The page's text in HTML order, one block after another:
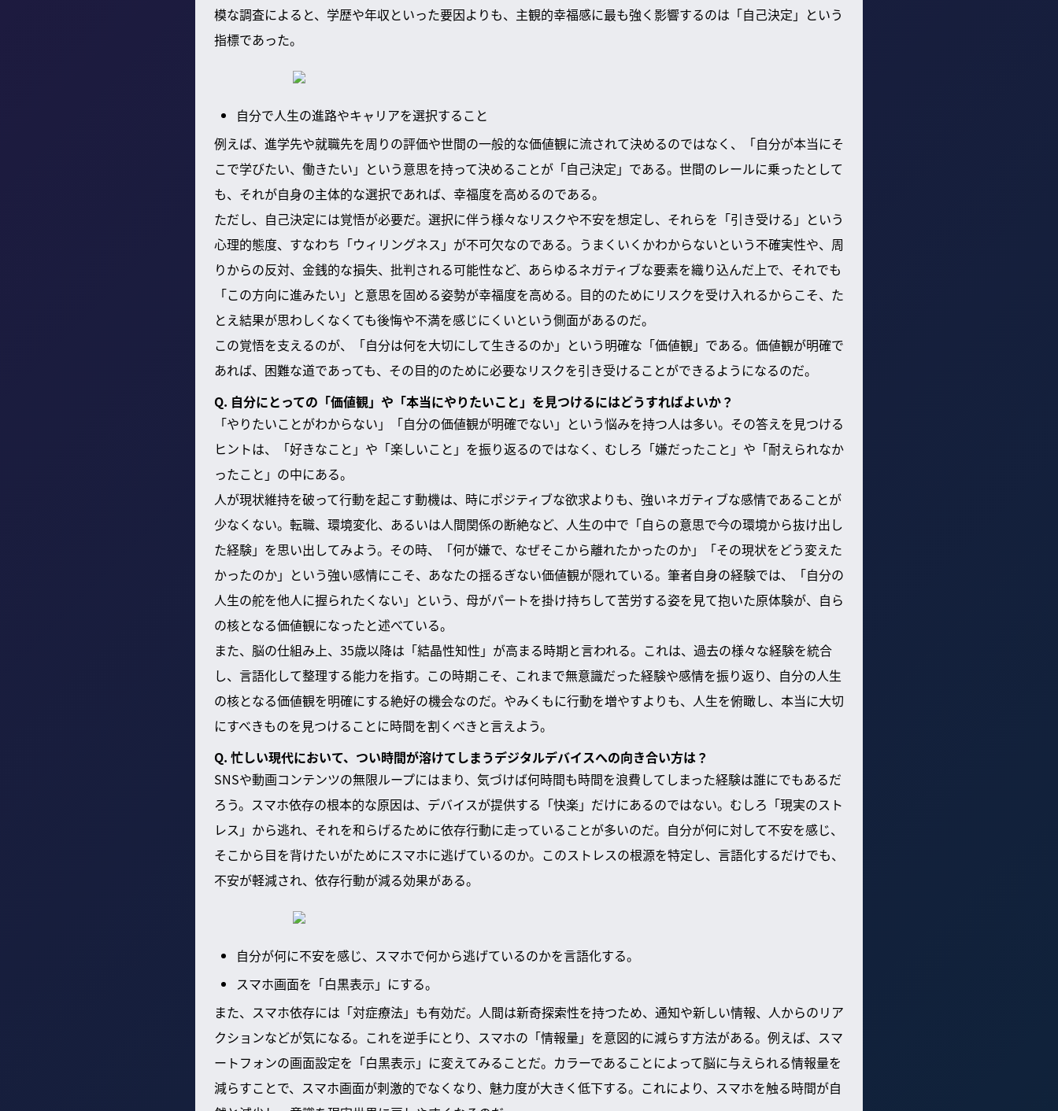
模な調査によると、学歴や年収といった要因よりも、主観的幸福感に最も強く影響するのは「自己決定」という
指標であった。
自分で人生の進路やキャリアを選択すること
例えば、進学先や就職先を周りの評価や世間の一般的な価値観に流されて決めるのではなく、「自分が本当にそ
こで学びたい、働きたい」という意思を持って決めることが「自己決定」である。世間のレールに乗ったとして
も、それが自身の主体的な選択であれば、幸福度を高めるのである。
ただし、自己決定には覚悟が必要だ。選択に伴う様々なリスクや不安を想定し、それらを「引き受ける」という
心理的態度、すなわち「ウィリングネス」が不可欠なのである。うまくいくかわからないという不確実性や、周
りからの反対、金銭的な損失、批判される可能性など、あらゆるネガティブな要素を織り込んだ上で、それでも
「この方向に進みたい」と意思を固める姿勢が幸福度を高める。目的のためにリスクを受け入れるからこそ、た
とえ結果が思わしくなくても後悔や不満を感じにくいという側面があるのだ。
この覚悟を支えるのが、「自分は何を大切にして生きるのか」という明確な「価値観」である。価値観が明確で
あれば、困難な道であっても、その目的のために必要なリスクを引き受けることができるようになるのだ。
Q. 自分にとっての「価値観」や「本当にやりたいこと」を見つけるにはどうすればよいか？
「やりたいことがわからない」「自分の価値観が明確でない」という悩みを持つ人は多い。その答えを見つける
ヒントは、「好きなこと」や「楽しいこと」を振り返るのではなく、むしろ「嫌だったこと」や「耐えられなか
ったこと」の中にある。
人が現状維持を破って行動を起こす動機は、時にポジティブな欲求よりも、強いネガティブな感情であることが
少なくない。転職、環境変化、あるいは人間関係の断絶など、人生の中で「自らの意思で今の環境から抜け出し
た経験」を思い出してみよう。その時、「何が嫌で、なぜそこから離れたかったのか」「その現状をどう変えた
かったのか」という強い感情にこそ、あなたの揺るぎない価値観が隠れている。筆者自身の経験では、「自分の
人生の舵を他人に握られたくない」という、母がパートを掛け持ちして苦労する姿を見て抱いた原体験が、自ら
の核となる価値観になったと述べている。
また、脳の仕組み上、35歳以降は「結晶性知性」が高まる時期と言われる。これは、過去の様々な経験を統合
し、言語化して整理する能力を指す。この時期こそ、これまで無意識だった経験や感情を振り返り、自分の人生
の核となる価値観を明確にする絶好の機会なのだ。やみくもに行動を増やすよりも、人生を俯瞰し、本当に大切
にすべきものを見つけることに時間を割くべきと言えよう。
Q. 忙しい現代において、つい時間が溶けてしまうデジタルデバイスへの向き合い方は？
SNSや動画コンテンツの無限ループにはまり、気づけば何時間も時間を浪費してしまった経験は誰にでもあるだ
ろう。スマホ依存の根本的な原因は、デバイスが提供する「快楽」だけにあるのではない。むしろ「現実のスト
レス」から逃れ、それを和らげるために依存行動に走っていることが多いのだ。自分が何に対して不安を感じ、
そこから目を背けたいがためにスマホに逃げているのか。このストレスの根源を特定し、言語化するだけでも、
不安が軽減され、依存行動が減る効果がある。
自分が何に不安を感じ、スマホで何から逃げているのかを言語化する。
スマホ画面を「白黒表示」にする。
また、スマホ依存には「対症療法」も有効だ。人間は新奇探索性を持つため、通知や新しい情報、人からのリア
クションなどが気になる。これを逆手にとり、スマホの「情報量」を意図的に減らす方法がある。例えば、スマ
ートフォンの画面設定を「白黒表示」に変えてみることだ。カラーであることによって脳に与えられる情報量を
減らすことで、スマホ画面が刺激的でなくなり、魅力度が大きく低下する。これにより、スマホを触る時間が自